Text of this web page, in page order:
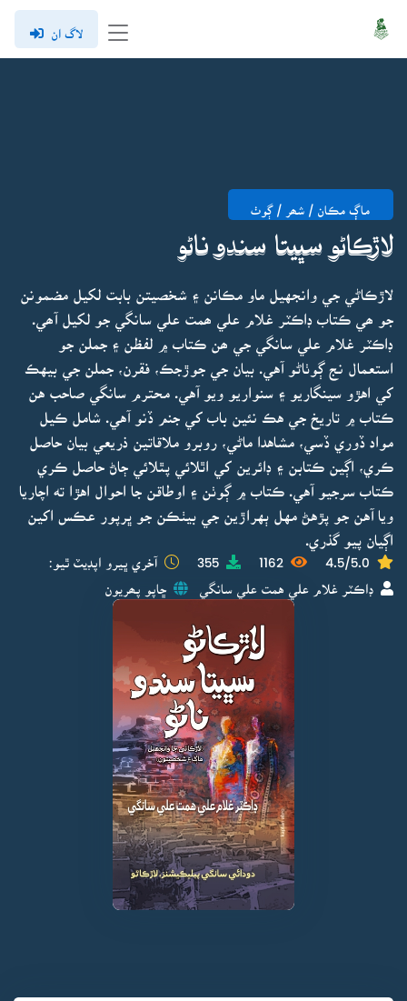
لاگ ان
ماڳ مڪان / شھر / ڳوٺ
لاڙڪاڻو سڀيتا سندو ناڻو
لاڙڪاڻي جي وانجهيل ماو مڪانن ۽ شخصيتن بابت لکيل مضمونن
جو ھي ڪتاب ڊاڪٽر غلام علي ھمت علي سانگي جو لکيل آھي.
ڊاڪٽر غلام علي سانگي جي ھن ڪتاب ۾ لفظن ۽ جملن جو
استعمال نج ڳوٺاڻو آهي. بيان جي جوڙجڪ، فقرن، جملن جي بيهڪ
کي اهڙو سينگاريو ۽ سنواريو ويو آهي. محترم سانگي صاحب هن
ڪتاب ۾ تاريخ جي هڪ نئين باب کي جنم ڏنو آهي. شامل ڪيل
مواد ڏوري ڏسي، مشاهدا ماڻي، روبرو ملاقاتين ذريعي بيان حاصل
ڪري، اڳين ڪتابن ۽ ڊائرين کي اٿلائي پٿلائي ڄاڻ حاصل ڪري
ڪتاب سرجيو آهي. ڪتاب ۾ ڳوٺن ۽ اوطاقن جا احوال اهڙا ته اچاريا
ويا آهن جو پڙهڻ مهل ٻهراڙين جي بيٺڪن جو ڀرپور عڪس اکين
اڳيان پيو گذري.
4.5/5.0
1162
355 آخري ڀيرو اپڊيٽ ٿيو:
ڊاڪٽر غلام علي همت علي سانگي ڇاپو پھريون